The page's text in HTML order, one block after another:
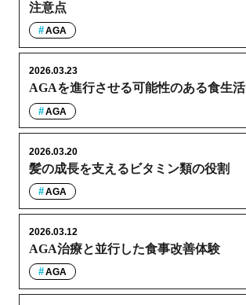
注意点
AGA
AGAを進行させる可能性のある食生活
2026.03.23
AGA
髪の成長を支えるビタミン類の役割
2026.03.20
AGA
AGA治療と並行した食事改善体験
2026.03.12
AGA